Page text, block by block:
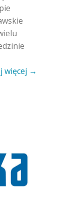
więcej →